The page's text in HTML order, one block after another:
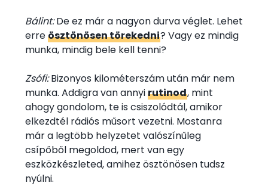
Bálint:De ez már a nagyon durva véglet. Lehet
erreösztönösen törekedni? Vagy ez mindig
munka, mindig bele kell tenni?
Zsófi:Bizonyos kilométerszám után már nem
munka. Addigra van annyirutinod, mint
ahogy gondolom, te is csiszolódtál, amikor
elkezdtél rádiós műsort vezetni. Mostanra
már a legtöbb helyzetet valószínűleg
csípőből megoldod, mert van egy
eszközkészleted, amihez ösztönösen tudsz
nyúlni.